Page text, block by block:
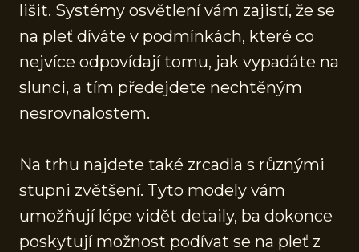
lišit. Systémy osvětlení vám zajistí, že se
na pleť díváte v podmínkách, které co
nejvíce odpovídají tomu, jak vypadáte na
slunci, a tím předejdete nechtěným
nesrovnalostem.
Na trhu najdete také zrcadla s různými
stupni zvětšení. Tyto modely vám
umožňují lépe vidět detaily, ba dokonce
poskytují možnost podívat se na pleť z